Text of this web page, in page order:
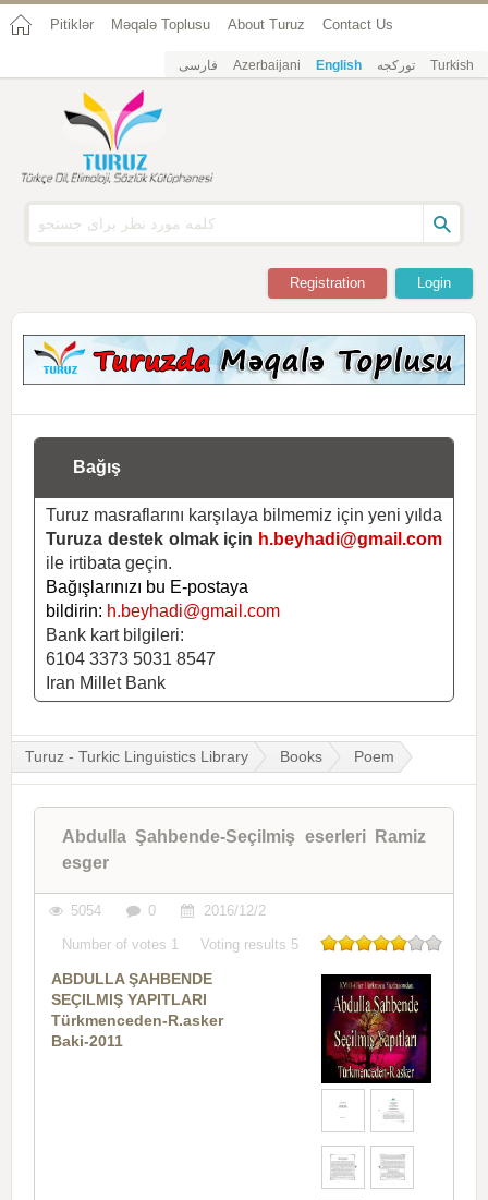
Pitiklər Məqalə Toplusu About Turuz Contact Us
فارسی Azerbaijani English تورکجه Turkish
Login
Registration
Bağış
Turuz masraflarını karşılaya bilmemiz için yeni yılda
Turuza destek olmak için h.beyhadi@gmail.com
ile irtibata geçin.
Bağışlarınızı bu E-postaya
bildirin: h.beyhadi@gmail.com
Bank kart bilgileri:
6104 3373 5031 8547
Iran Millet Bank
Turuz - Turkic Linguistics Library Books Poem
Abdulla Şahbende-Seçilmiş eserleri Ramiz
esger
5054 0 2016/12/2
Number of votes 1 Voting results 5
ABDULLA ŞAHBENDE
SEÇILMIŞ YAPITLARI
Türkmenceden-R.asker
Baki-2011